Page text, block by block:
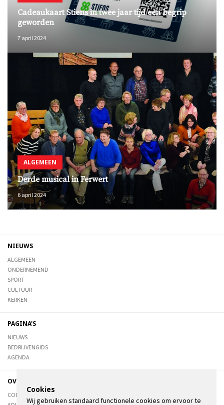
Cadeaukaart Stiens in twee jaar tijd een begrip
geworden
7 april 2024
ALGEMEEN
Derde musical in Ferwert
6 april 2024
NIEUWS
ALGEMEEN
ONDERNEMEND
SPORT
CULTUUR
KERKEN
PAGINA'S
NIEUWS
BEDRIJVENGIDS
AGENDA
OVER DE STIENSER
CONTACT
Cookies
Wij gebruiken standaard functionele cookies om ervoor te